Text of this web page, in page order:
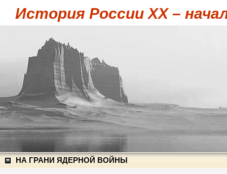
История России XX –
НА ГРАНИ ЯДЕРНОЙ ВОЙНЫ